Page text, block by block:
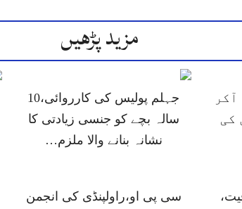
مزید پڑھیں
کی
جہلم پولیس کی کارروائی،10
سالہ بچے کو جنسی زیادتی کا
نشانہ بنانے والا ملزم…
سی پی او،راولپنڈی کی انجمن